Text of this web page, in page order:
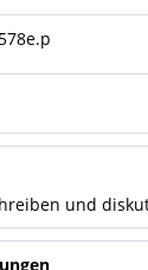
578e.p
und